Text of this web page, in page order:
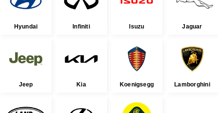
Hyundai Infiniti Isuzu Jaguar
Jeep Kia Koenigsegg Lamborghini